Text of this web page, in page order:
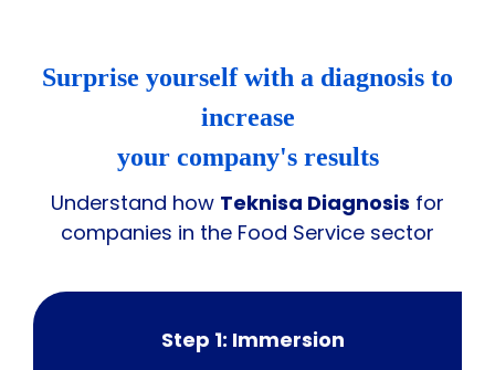
Surprise yourself with a diagnosis to
increase
your company's results
Understand how Teknisa Diagnosis for
companies in the Food Service sector
Step 1: Immersion